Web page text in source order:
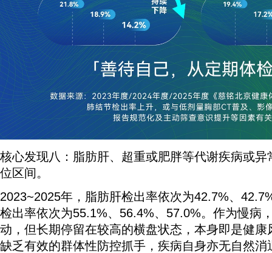
核心发现八：脂肪肝、超重或肥胖等代谢疾病或
位区间。
2023~2025年，脂肪肝检出率依次为42.7%、
检出率依次为55.1%、56.4%、57.0%。作为慢病
动，但长期停留在较高的横盘状态，本身即是健
缺乏有效的群体性防控抓手，疾病自身亦无自然